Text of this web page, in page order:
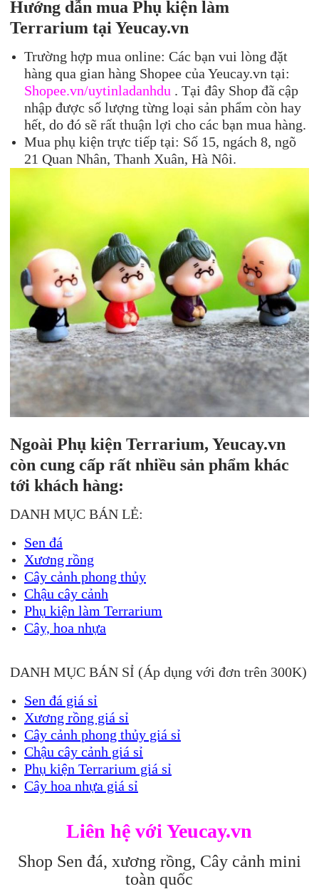
Hướng dẫn mua Phụ kiện làm
Terrarium tại Yeucay.vn
Trường hợp mua online: Các bạn vui lòng đặt
hàng qua gian hàng Shopee của Yeucay.vn tại:
Shopee.vn/uytinladanhdu . Tại đây Shop đã cập
nhập được số lượng từng loại sản phẩm còn hay
hết, do đó sẽ rất thuận lợi cho các bạn mua hàng.
Mua phụ kiện trực tiếp tại: Số 15, ngách 8, ngõ
21 Quan Nhân, Thanh Xuân, Hà Nôi.
Ngoài Phụ kiện Terrarium, Yeucay.vn
còn cung cấp rất nhiều sản phẩm khác
tới khách hàng:
DANH MỤC BÁN LẺ:
Sen đá
Xương rồng
Cây cảnh phong thủy
Chậu cây cảnh
Phụ kiện làm Terrarium
Cây, hoa nhựa
DANH MỤC BÁN SỈ (Áp dụng với đơn trên 300K)
Sen đá giá sỉ
Xương rồng giá sỉ
Cây cảnh phong thủy giá sỉ
Chậu cây cảnh giá sỉ
Phụ kiện Terrarium giá sỉ
Cây hoa nhựa giá sỉ
Liên hệ với Yeucay.vn
Shop Sen đá, xương rồng, Cây cảnh mini
toàn quốc